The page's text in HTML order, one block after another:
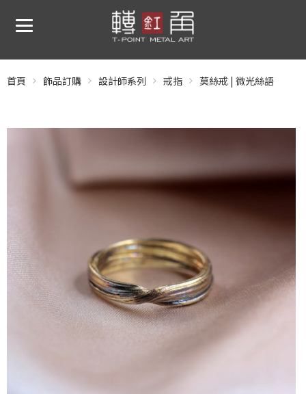
首頁 飾品訂購 設計師系列 戒指 莫絲戒 | 微光絲語